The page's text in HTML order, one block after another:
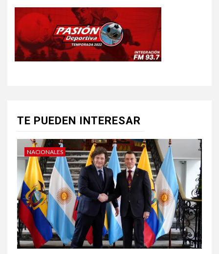
TE PUEDEN INTERESAR
NACIONALES